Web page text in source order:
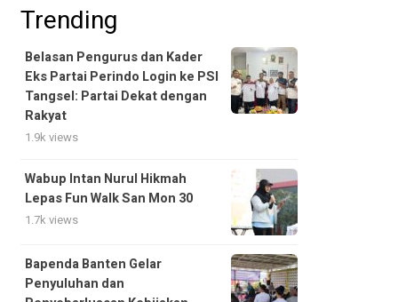
Trending
Belasan Pengurus dan Kader
Eks Partai Perindo Login ke PSI
Tangsel: Partai Dekat dengan
Rakyat
1.9k views
Wabup Intan Nurul Hikmah
Lepas Fun Walk San Mon 30
1.7k views
Bapenda Banten Gelar
Penyuluhan dan